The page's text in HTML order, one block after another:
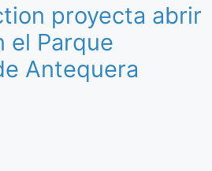
proyecta abrir
el Parque
Antequera